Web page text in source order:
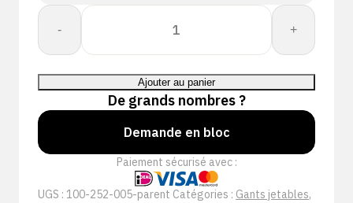
-
quantité
Aurelia:
Robust
Plus
100
Nitril
Poedervrij
+
Ajouter au panier
De grands nombres ?
Demande en bloc
Paiement sécurisé avec :
UGS : 100-252-005-parent Catégories : Gants jetables,